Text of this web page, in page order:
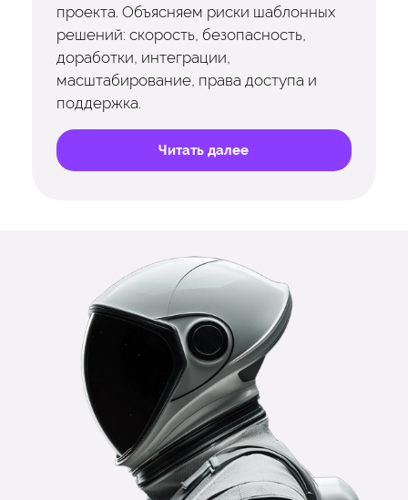
проекта. Объясняем риски шаблонных
решений: скорость, безопасность,
доработки, интеграции,
масштабирование, права доступа и
поддержка.
Читать далее